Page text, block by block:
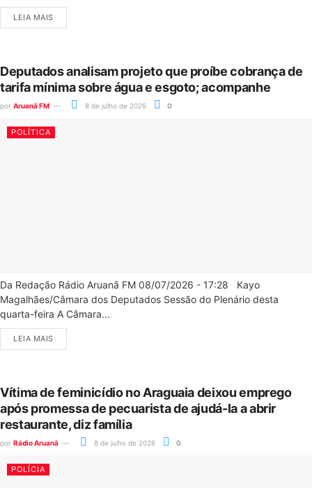
LEIA MAIS
Deputados analisam projeto que proíbe cobrança de
tarifa mínima sobre água e esgoto; acompanhe
por Aruanã FM 8 de julho de 2026 0
POLÍTICA
Da Redação Rádio Aruanã FM 08/07/2026 - 17:28 Kayo
Magalhães/Câmara dos Deputados Sessão do Plenário desta
quarta-feira A Câmara...
LEIA MAIS
Vítima de feminicídio no Araguaia deixou emprego
após promessa de pecuarista de ajudá-la a abrir
restaurante, diz família
por Rádio Aruanã 8 de julho de 2026 0
POLÍCIA